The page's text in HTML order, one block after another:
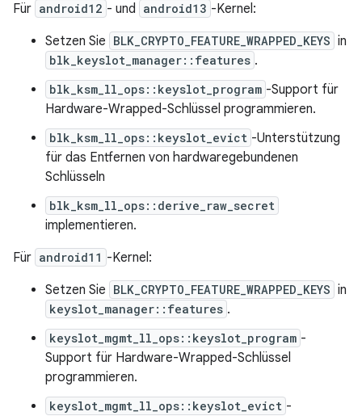
Für android12 - und android13 -Kernel:
Setzen Sie BLK_CRYPTO_FEATURE_WRAPPED_KEYS in
blk_keyslot_manager::features .
blk_ksm_ll_ops::keyslot_program -Support für
Hardware-Wrapped-Schlüssel programmieren.
blk_ksm_ll_ops::keyslot_evict -Unterstützung
für das Entfernen von hardwaregebundenen
Schlüsseln
blk_ksm_ll_ops::derive_raw_secret
implementieren.
Für android11 -Kernel:
Setzen Sie BLK_CRYPTO_FEATURE_WRAPPED_KEYS in
keyslot_manager::features .
keyslot_mgmt_ll_ops::keyslot_program -
Support für Hardware-Wrapped-Schlüssel
programmieren.
keyslot_mgmt_ll_ops::keyslot_evict -